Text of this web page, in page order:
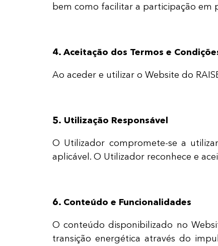
bem como facilitar a participação em
4. Aceitação dos Termos e
Ao aceder e utilizar o Website do
5. Utilização Responsável
O Utilizador compromete-se a
aplicável. O Utilizador reconhece e
6. Conteúdo e Funcionalidades
O conteúdo disponibilizado no
transição energética através do